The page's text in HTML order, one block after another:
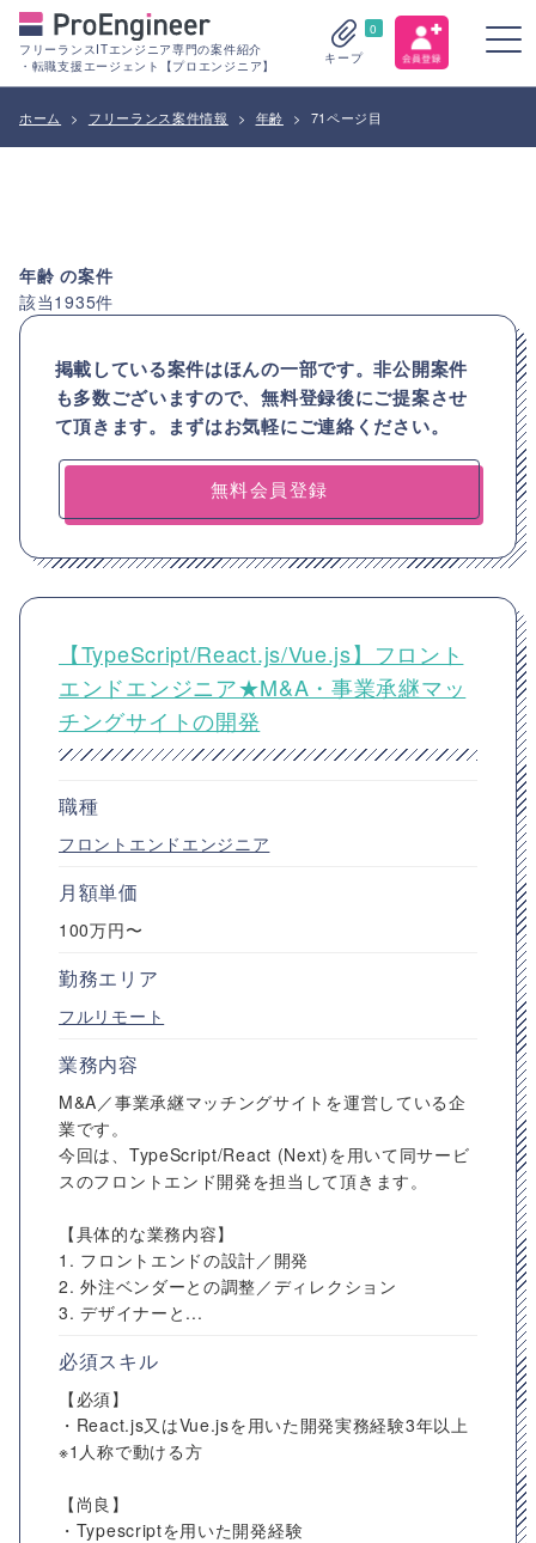
フリーランスITエンジニア専門の案件紹介
・転職支援エージェント【プロエンジニア】
0
キープ
ホーム > フリーランス案件情報 > 年齢 > 71ページ目
年齢の案件
該当1935件
掲載している案件はほんの一部です。非公開案件
も多数ございますので、無料登録後にご提案させ
て頂きます。まずはお気軽にご連絡ください。
無料会員登録
【TypeScript/React.js/Vue.js】フロント
エンドエンジニア★M&A・事業承継マッ
チングサイトの開発
職種
フロントエンドエンジニア
月額単価
100万円〜
勤務エリア
フルリモート
業務内容
M&A／事業承継マッチングサイトを運営している企
業です。
今回は、TypeScript/React (Next)を用いて同サービ
スのフロントエンド開発を担当して頂きます。
【具体的な業務内容】
1. フロントエンドの設計／開発
2. 外注ベンダーとの調整／ディレクション
3. デザイナーと...
必須スキル
【必須】
・React.js又はVue.jsを用いた開発実務経験3年以上
※1人称で動ける方
【尚良】
・Typescriptを用いた開発経験